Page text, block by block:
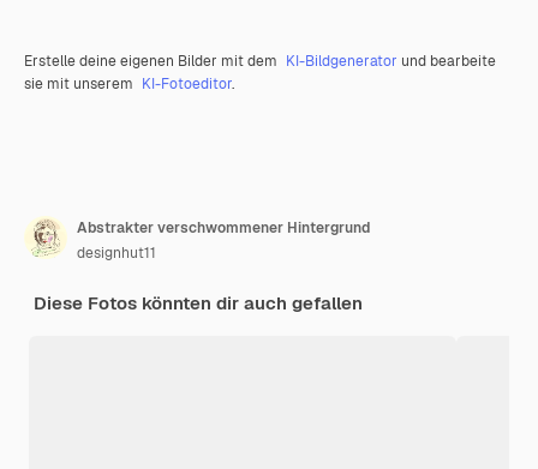
Erstelle deine eigenen Bilder mit dem KI-Bildgenerator und bearbeite
sie mit unserem KI-Fotoeditor.
Abstrakter verschwommener Hintergrund
designhut11
Diese Fotos könnten dir auch gefallen